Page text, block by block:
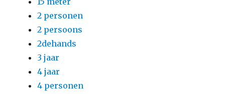
2 personen
2 persoons
2dehands
3 jaar
4 jaar
4 personen